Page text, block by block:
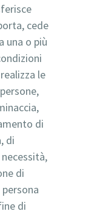
cede
una o più
le
di
di
di
di